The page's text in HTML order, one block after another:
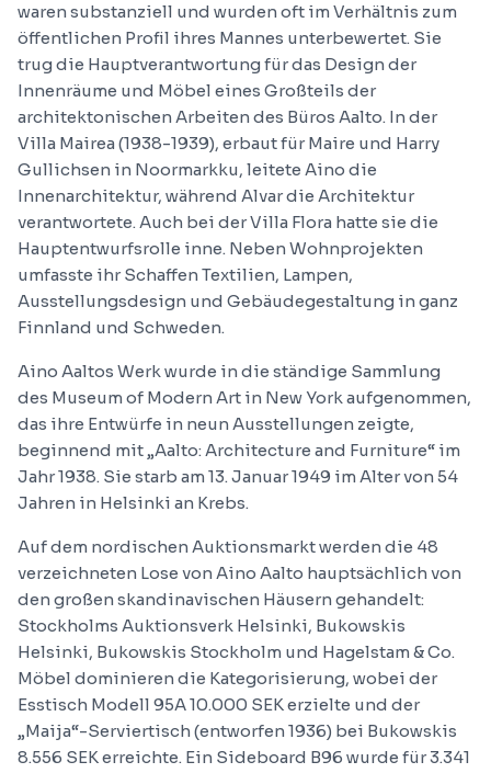
waren substanziell und wurden oft im Verhältnis zum
öffentlichen Profil ihres Mannes unterbewertet. Sie
trug die Hauptverantwortung für das Design der
Innenräume und Möbel eines Großteils der
architektonischen Arbeiten des Büros Aalto. In der
Villa Mairea (1938-1939), erbaut für Maire und Harry
Gullichsen in Noormarkku, leitete Aino die
Innenarchitektur, während Alvar die Architektur
verantwortete. Auch bei der Villa Flora hatte sie die
Hauptentwurfsrolle inne. Neben Wohnprojekten
umfasste ihr Schaffen Textilien, Lampen,
Ausstellungsdesign und Gebäudegestaltung in ganz
Finnland und Schweden.
Aino Aaltos Werk wurde in die ständige Sammlung
des Museum of Modern Art in New York aufgenommen,
das ihre Entwürfe in neun Ausstellungen zeigte,
beginnend mit „Aalto: Architecture and Furniture“ im
Jahr 1938. Sie starb am 13. Januar 1949 im Alter von 54
Jahren in Helsinki an Krebs.
Auf dem nordischen Auktionsmarkt werden die 48
verzeichneten Lose von Aino Aalto hauptsächlich von
den großen skandinavischen Häusern gehandelt:
Stockholms Auktionsverk Helsinki, Bukowskis
Helsinki, Bukowskis Stockholm und Hagelstam & Co.
Möbel dominieren die Kategorisierung, wobei der
Esstisch Modell 95A 10.000 SEK erzielte und der
„Maija“-Serviertisch (entworfen 1936) bei Bukowskis
8.556 SEK erreichte. Ein Sideboard B96 wurde für 3.341